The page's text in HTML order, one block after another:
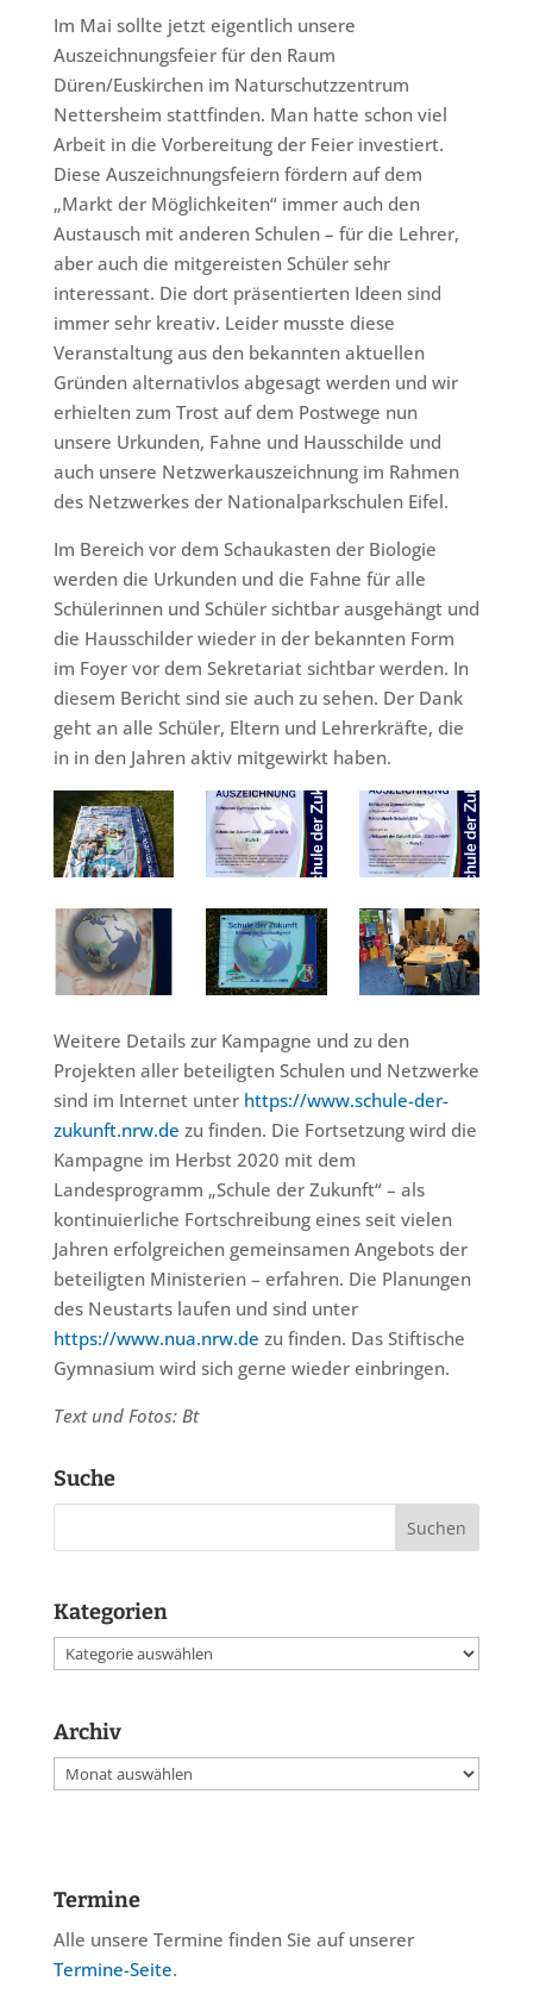
Im Mai sollte jetzt eigentlich unsere
Auszeichnungsfeier für den Raum
Düren/Euskirchen im Naturschutzzentrum
Nettersheim stattfinden. Man hatte schon viel
Arbeit in die Vorbereitung der Feier investiert.
Diese Auszeichnungsfeiern fördern auf dem
„Markt der Möglichkeiten“ immer auch den
Austausch mit anderen Schulen – für die Lehrer,
aber auch die mitgereisten Schüler sehr
interessant. Die dort präsentierten Ideen sind
immer sehr kreativ. Leider musste diese
Veranstaltung aus den bekannten aktuellen
Gründen alternativlos abgesagt werden und wir
erhielten zum Trost auf dem Postwege nun
unsere Urkunden, Fahne und Hausschilde und
auch unsere Netzwerkauszeichnung im Rahmen
des Netzwerkes der Nationalparkschulen Eifel.
Im Bereich vor dem Schaukasten der Biologie
werden die Urkunden und die Fahne für alle
Schülerinnen und Schüler sichtbar ausgehängt und
die Hausschilder wieder in der bekannten Form
im Foyer vor dem Sekretariat sichtbar werden. In
diesem Bericht sind sie auch zu sehen. Der Dank
geht an alle Schüler, Eltern und Lehrerkräfte, die
in in den Jahren aktiv mitgewirkt haben.
Weitere Details zur Kampagne und zu den
Projekten aller beteiligten Schulen und Netzwerke
sind im Internet unter https://www.schule-der-
zukunft.nrw.de zu finden. Die Fortsetzung wird die
Kampagne im Herbst 2020 mit dem
Landesprogramm „Schule der Zukunft“ – als
kontinuierliche Fortschreibung eines seit vielen
Jahren erfolgreichen gemeinsamen Angebots der
beteiligten Ministerien – erfahren. Die Planungen
des Neustarts laufen und sind unter
https://www.nua.nrw.de zu finden. Das Stiftische
Gymnasium wird sich gerne wieder einbringen.
Text und Fotos: Bt
Suche
Kategorien
Kategorien
Archiv
Archiv
Termine
Alle unsere Termine finden Sie auf unserer
Termine-Seite.